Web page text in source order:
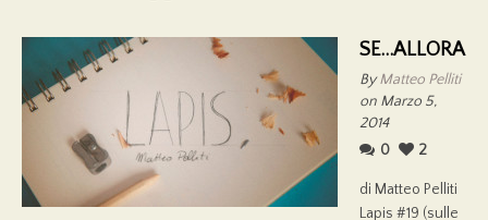
SE…ALLORA
ByMatteo Pelliti
on Marzo 5,
2014
0
2
di Matteo Pelliti
Lapis #19 (sulle